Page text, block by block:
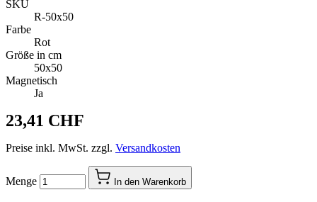
SKU
R-50x50
Farbe
Rot
Größe in cm
50x50
Magnetisch
Ja
23,41 CHF
Preise inkl. MwSt. zzgl. Versandkosten
Menge In den Warenkorb